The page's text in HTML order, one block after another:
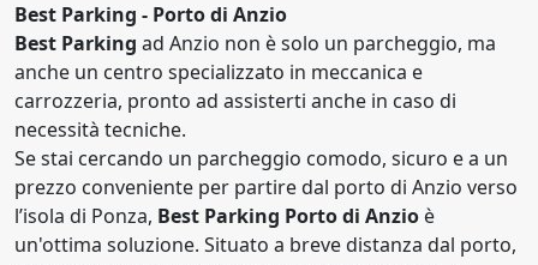
Best Parking - Porto di Anzio
Best Parking ad Anzio non è solo un parcheggio, ma
anche un centro specializzato in meccanica e
carrozzeria, pronto ad assisterti anche in caso di
necessità tecniche.
Se stai cercando un parcheggio comodo, sicuro e a un
prezzo conveniente per partire dal porto di Anzio verso
l’isola di Ponza, Best Parking Porto di Anzio è
un'ottima soluzione. Situato a breve distanza dal porto,